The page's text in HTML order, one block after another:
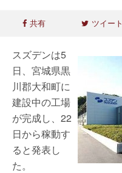
共有 ツイート
スズデンは5
日、宮城県黒
川郡大和町に
建設中の工場
が完成し、22
日から稼動す
ると発表し
た。